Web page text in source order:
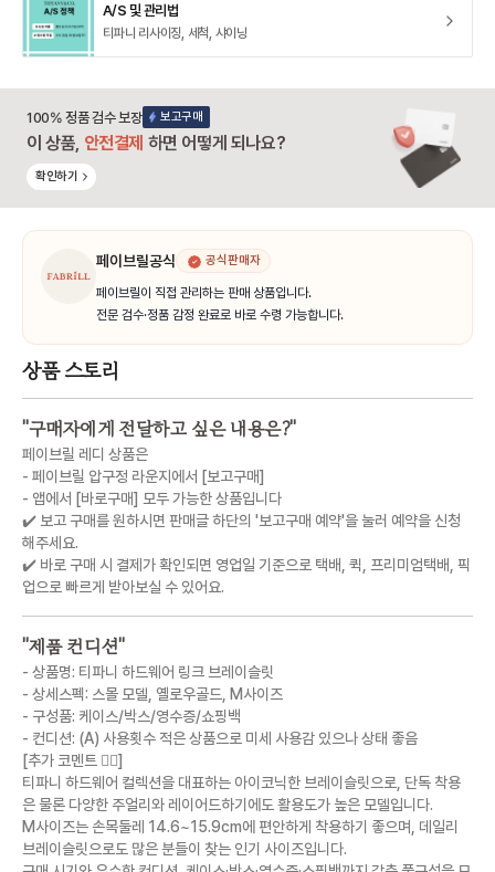
A/S 및 관리법
티파니 리사이징, 세척, 샤이닝
100% 정품 검수 보장 보고구매
이 상품, 안전결제 하면 어떻게 되나요?
확인하기
페이브릴공식 공식판매자
페이브릴이 직접 관리하는 판매 상품입니다.
전문 검수·정품 감정 완료로 바로 수령 가능합니다.
상품 스토리
"구매자에게 전달하고 싶은 내용은?"
페이브릴 레디 상품은
- 페이브릴 압구정 라운지에서 [보고구매]
- 앱에서 [바로구매] 모두 가능한 상품입니다
✔️ 보고 구매를 원하시면 판매글 하단의 '보고구매 예약'을 눌러 예약을 신청
해주세요.
✔️ 바로 구매 시 결제가 확인되면 영업일 기준으로 택배, 퀵, 프리미엄택배, 픽
업으로 빠르게 받아보실 수 있어요.
"제품 컨디션"
- 상품명: 티파니 하드웨어 링크 브레이슬릿
- 상세스펙: 스몰 모델, 옐로우골드, M사이즈
- 구성품: 케이스/박스/영수증/쇼핑백
- 컨디션: (A) 사용횟수 적은 상품으로 미세 사용감 있으나 상태 좋음
[추가 코멘트 💁‍♀️]
티파니 하드웨어 컬렉션을 대표하는 아이코닉한 브레이슬릿으로, 단독 착용
은 물론 다양한 주얼리와 레이어드하기에도 활용도가 높은 모델입니다.
M사이즈는 손목둘레 14.6~15.9cm에 편안하게 착용하기 좋으며, 데일리
브레이슬릿으로도 많은 분들이 찾는 인기 사이즈입니다.